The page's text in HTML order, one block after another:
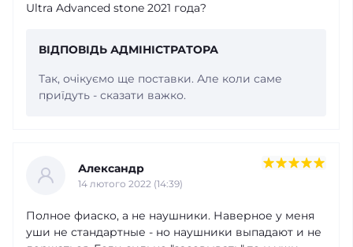
Ultra Advanced stone 2021 года?
ВІДПОВІДЬ АДМІНІСТРАТОРА
Так, очікуємо ще поставки. Але коли саме
приїдуть - сказати важко.
Александр
14 лютого 2022 (14:39)
Полное фиаско, а не наушники. Наверное у меня
уши не стандартные - но наушники выпадают и не